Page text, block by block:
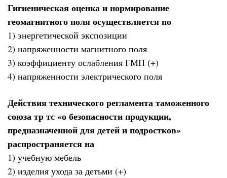
Гигиеническая оценка и нормирование
геомагнитного поля осуществляется по
1) энергетической экспозиции
2) напряженности магнитного поля
3) коэффициенту ослабления ГМП (+)
4) напряженности электрического поля
Действия технического регламента таможенного
союза тр тс «о безопасности продукции,
предназначенной для детей и подростков»
распространяется на
1) учебную мебель
2) изделия ухода за детьми (+)